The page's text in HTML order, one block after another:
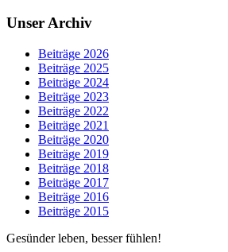
Unser Archiv
Beiträge 2026
Beiträge 2025
Beiträge 2024
Beiträge 2023
Beiträge 2022
Beiträge 2021
Beiträge 2020
Beiträge 2019
Beiträge 2018
Beiträge 2017
Beiträge 2016
Beiträge 2015
Gesünder leben, besser fühlen!